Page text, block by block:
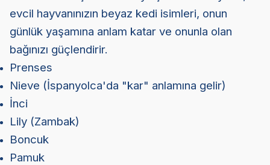
evcil hayvanınızın beyaz kedi isimleri, onun
günlük yaşamına anlam katar ve onunla olan
bağınızı güçlendirir.
Prenses
Nieve (İspanyolca'da "kar" anlamına gelir)
İnci
Lily (Zambak)
Boncuk
Pamuk